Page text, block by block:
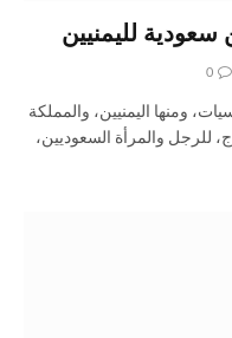
لليمنيين
0
ومنها اليمنيين، والمملكة
للرجل والمرأة السعوديين،